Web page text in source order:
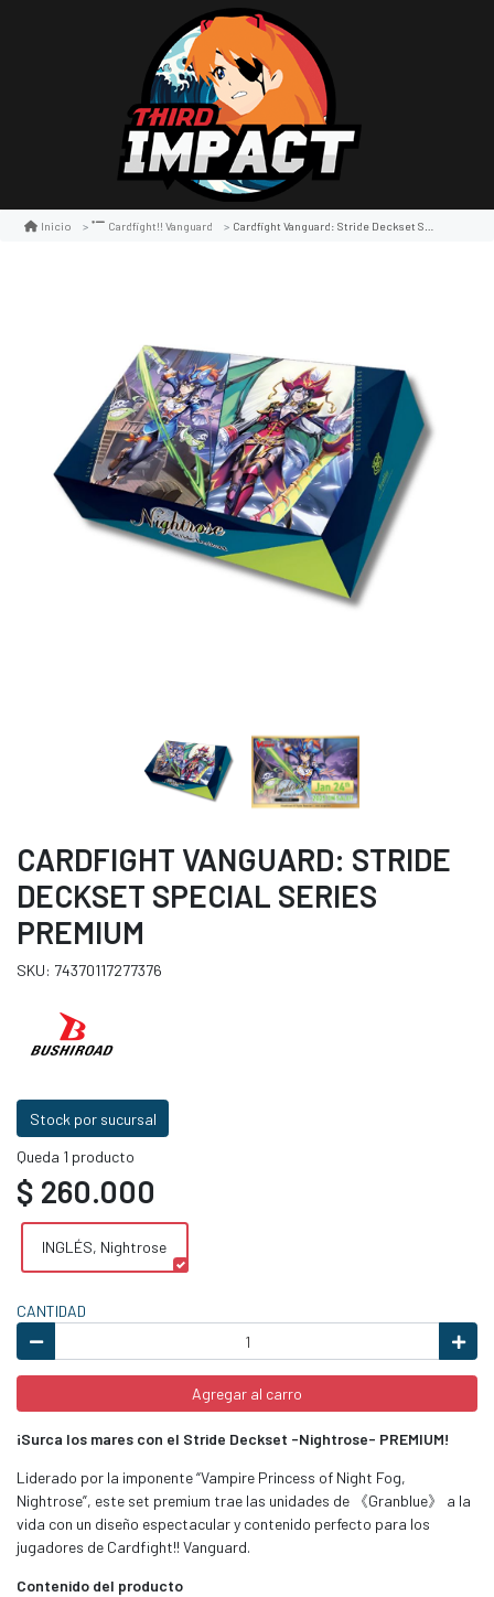
Inicio Cardfight!! Vanguard Cardfight Vanguard: Stride Deckset Special Series Premium
CARDFIGHT VANGUARD: STRIDE
DECKSET SPECIAL SERIES
PREMIUM
SKU: 74370117277376
Stock por sucursal
Queda 1 producto
$ 260.000
INGLÉS, Nightrose
CANTIDAD
Agregar al carro
¡Surca los mares con el Stride Deckset -Nightrose- PREMIUM!
Liderado por la imponente “Vampire Princess of Night Fog,
Nightrose”, este set premium trae las unidades de 《Granblue》 a la
vida con un diseño espectacular y contenido perfecto para los
jugadores de Cardfight!! Vanguard.
Contenido del producto